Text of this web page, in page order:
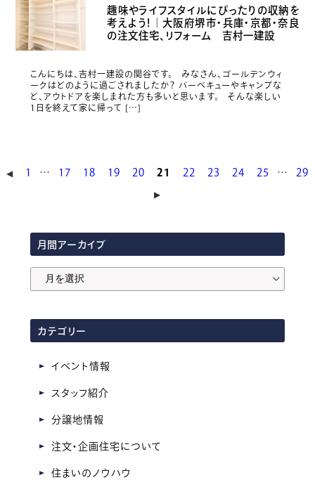
趣味やライフスタイルにぴったりの収納を
考えよう！｜大阪府堺市・兵庫・京都・奈良
の注文住宅、リフォーム 吉村一建設
こんにちは、吉村一建設の関谷です。 みなさん、ゴールデンウィ
ークはどのように過ごされましたか？ バーベキューやキャンプな
ど、アウトドアを楽しまれた方も多いと思います。 そんな楽しい
1日を終えて家に帰って […]
◀︎ 1 … 17 18 19 20 21 22 23 24 25 … 29
▶︎
月間アーカイブ
ア
ー
カ
イ
カテゴリー
イベント情報
スタッフ紹介
分譲地情報
注文・企画住宅について
住まいのノウハウ